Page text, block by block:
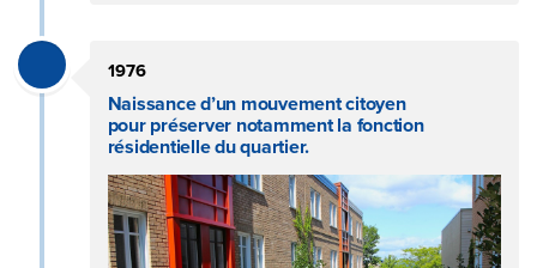
Naissance d’un mouvement citoyen
pour préserver notamment la fonction
résidentielle du quartier.
1976